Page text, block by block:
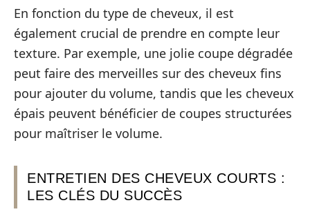
En fonction du type de cheveux, il est
également crucial de prendre en compte leur
texture. Par exemple, une jolie coupe dégradée
peut faire des merveilles sur des cheveux fins
pour ajouter du volume, tandis que les cheveux
épais peuvent bénéficier de coupes structurées
pour maîtriser le volume.
ENTRETIEN DES CHEVEUX COURTS :
LES CLÉS DU SUCCÈS